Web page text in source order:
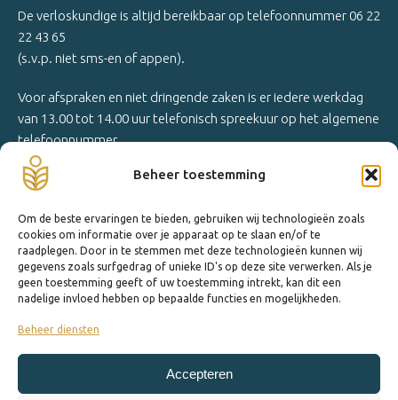
Beheer toestemming
Om de beste ervaringen te bieden, gebruiken wij technologieën zoals
cookies om informatie over je apparaat op te slaan en/of te
raadplegen. Door in te stemmen met deze technologieën kunnen wij
gegevens zoals surfgedrag of unieke ID's op deze site verwerken. Als je
geen toestemming geeft of uw toestemming intrekt, kan dit een
nadelige invloed hebben op bepaalde functies en mogelijkheden.
Beheer diensten
Accepteren
De verloskundige is altijd bereikbaar op telefoonnummer 06 22
22 43 65
(s.v.p. niet sms-en of appen).
Voor afspraken en niet dringende zaken is er iedere werkdag
van 13.00 tot 14.00 uur telefonisch spreekuur op het algemene
telefoonnummer.